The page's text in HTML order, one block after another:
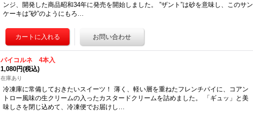
ンジ、開発した商品昭和34年に発売を開始しました。 ”ザント”は砂を意味し、このサン
ケーキは”砂”のようにもろ…
パイコルネ 4本入
1,080円(税込)
在庫あり
冷凍庫に常備しておきたいスイーツ！ 薄く、軽い層を重ねたフレンチパイに、コアン
トロー風味の生クリームの入ったカスタードクリームを詰めました。 「ギュッ」と美
味しさを閉じ込めて、冷凍便でお届けし…